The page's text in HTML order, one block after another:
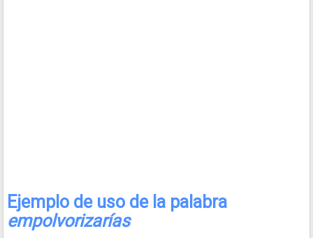
Ejemplo de uso de la palabra
empolvorizarías